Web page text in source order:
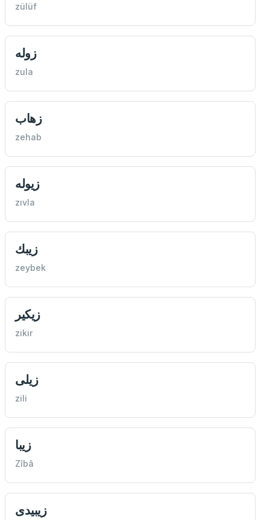
zülüf
زوله
zula
زهاب
zehab
زيوله
zıvla
زیبك
zeybek
زیكیر
zikir
زیلی
zili
زیبا
Zîbâ
زیبیدی